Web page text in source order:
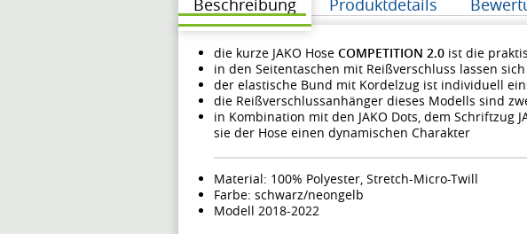
die kurze JAKO Hose COMPETITION 2.0 ist die
in den Seitentaschen mit Reißverschluss lassen
der elastische Bund mit Kordelzug ist individuell
die Reißverschlussanhänger dieses Modells sind
in Kombination mit den JAKO Dots, dem Schriftzug
sie der Hose einen dynamischen Charakter
Material: 100% Polyester, Stretch-Micro-Twill
Farbe: schwarz/neongelb
Modell 2018-2022